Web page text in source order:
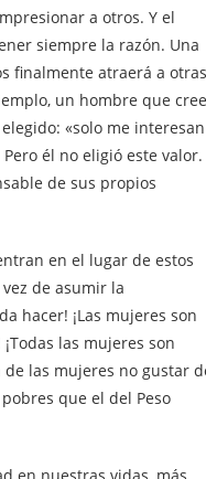
a otros. Y el
siempre la razón. Una
finalmente atraerá a otras
un hombre que cree
«solo me interesan
él no eligió este valor.
de sus propios
en el lugar de estos
de asumir la
hacer! ¡Las mujeres son
las mujeres son
de las mujeres no gustar
que el del Peso